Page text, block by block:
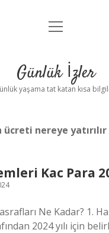
Anasayfa
Yasal Uyarı
menüyü
Günlük İzler
yaşama tat katan kısa
ücreti nereye yatırılır
Kac Para
Ne Kadar? 1.
2024 yılı için